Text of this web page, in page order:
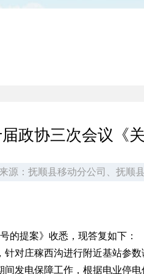
届政协三次会议《
源：抚顺县移动分公司、抚顺
的提案》收悉，现答复如下：
对庄稼西沟进行附近基站参数
间发电保障工作，根据电业停